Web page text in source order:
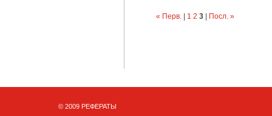
« Перв. 1 2 3 Посл. »
© 2009 РЕФЕРАТЫ